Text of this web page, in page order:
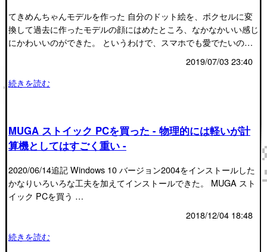
てきめんちゃんモデルを作った 自分のドット絵を、ボクセルに変
換して過去に作ったモデルの顔にはめたところ、なかなかいい感じ
にかわいいのができた。 というわけで、スマホでも愛でたいの…
2019/07/03 23:40
続きを読む
MUGA ストイック PCを買った - 物理的には軽いが計
算機としてはすごく重い -
2020/06/14追記 Windows 10 バージョン2004をインストールした
かなりいろいろな工夫を加えてインストールできた。 MUGA スト
イック PCを買う …
2018/12/04 18:48
続きを読む